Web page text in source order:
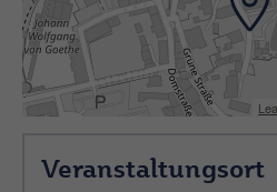
AN DER LADEGASTORGEL
Zsolt Máté Mészáros
Veranstaltungsort